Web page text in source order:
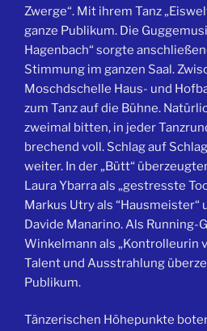
Zwerge“. Mit ihrem Tanz
ganze Publikum. Die
Hagenbach“ sorgte
Stimmung im ganzen Saal.
Moschdschelle Haus- und
zum Tanz auf die Bühne.
zweimal bitten, in jeder
brechend voll. Schlag auf
weiter. In der „Bütt“
Laura Ybarra als „gestresste
Markus Utry als “Hausmeister“
Davide Manarino. Als Running-
Winkelmann als „Kontrolleurin
Talent und Ausstrahlung
Publikum.
Tänzerischen Höhepunkte